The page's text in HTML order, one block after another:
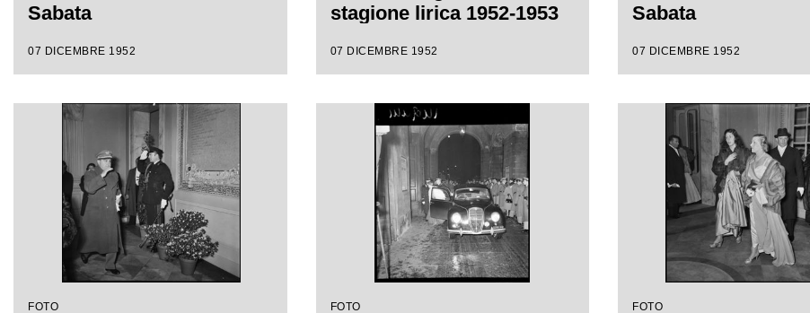
Sabata
07 DICEMBRE 1952
stagione lirica 1952-1953
l'opera "Macbeth", di
Victor de Sabata, con la
regia di Carl Ebert
07 DICEMBRE 1952
Sabata
07 DICEMBRE 1952
FOTO FOTO FOTO